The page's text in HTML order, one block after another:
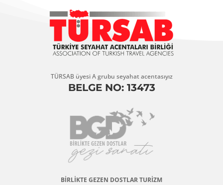
TÜRSAB üyesi A grubu seyahat acentasıyız
BELGE NO: 13473
BİRLİKTE GEZEN DOSTLAR TURİZM